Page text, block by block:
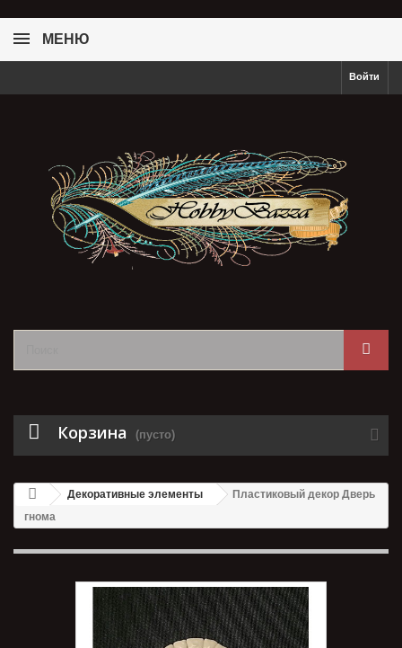
МЕНЮ
Войти
Корзина (пусто)
Декоративные элементы
Пластиковый декор Дверь
гнома